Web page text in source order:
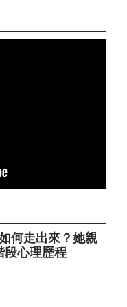
何走出來？她親
段心理歷程